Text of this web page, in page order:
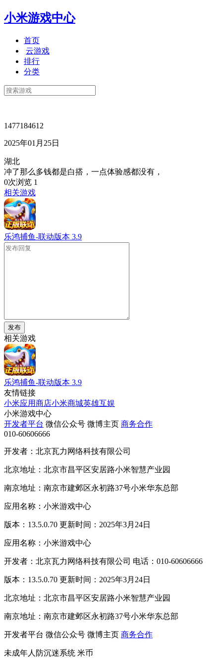
小米游戏中心
首页
云游戏
排行
分类
1477184612
2025年01月25日
湖北
冲了那么多钱都是白搭，一点体验感都没有，
0次浏览 1
相关游戏
乐鸿捕鱼-联动版本 3.9
发布
相关游戏
乐鸿捕鱼-联动版本 3.9
友情链接
小米应用商店小米商城英雄互娱
小米游戏中心
开发者平台 微信公众号 微博主页 商务合作
010-60606666
开发者：北京瓦力网络科技有限公司
北京地址：北京市昌平区安居路小米智慧产业园
南京地址：南京市建邺区永初路37号小米华东总部
应用名称：小米游戏中心
版本：13.5.0.70 更新时间：2025年3月24日
应用名称：小米游戏中心
开发者：北京瓦力网络科技有限公司 电话：010-60606666
版本：13.5.0.70 更新时间：2025年3月24日
北京地址：北京市昌平区安居路小米智慧产业园
南京地址：南京市建邺区永初路37号小米华东总部
开发者平台 微信公众号 微博主页 商务合作
未成年人防沉迷系统 米币